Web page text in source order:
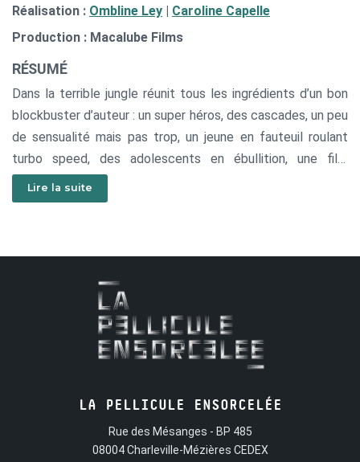
Réalisation : Ombline Ley | Caroline Capelle
Production : Macalube Films
RÉSUMÉ
Dans la terrible jungle réunit tous les ingrédients d’un bon
blockbuster d’auteur : un super héros, des cascades, un peu
de sensualité mais pas trop, un jeune en fauteuil roulant
turbo speed, des adolescents en ébullition, une fille
populaire, un groupe de rock et quelques lapins pour les
amateurs de nature... Normalement tout y est. S’il manque
Lire la suite
LA PELLICULE ENSORCELÉE
Rue des Mésanges - BP 485
08004 Charleville-Mézières CEDEX